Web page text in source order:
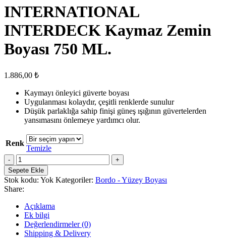
-
13.251,00 ₺
INTERNATIONAL
INTERDECK Kaymaz Zemin
Boyası 750 ML.
1.886,00 ₺
Kaymayı önleyici güverte boyası
Uygulanması kolaydır, çeşitli renklerde sunulur
Düşük parlaklığa sahip finişi güneş ışığının güvertelerden
yansımasını önlemeye yardımcı olur.
Renk
Temizle
INTERNATIONAL
INTERDECK
Kaymaz
Zemin
Boyası
750
ML.
adet
Sepete Ekle
Stok kodu: Yok Kategoriler: Bordo - Yüzey Boyası
Share:
Açıklama
Ek bilgi
Değerlendirmeler (0)
Shipping & Delivery